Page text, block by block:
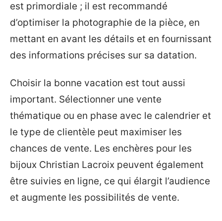
est primordiale ; il est recommandé
d’optimiser la photographie de la pièce, en
mettant en avant les détails et en fournissant
des informations précises sur sa datation.
Choisir la bonne vacation est tout aussi
important. Sélectionner une vente
thématique ou en phase avec le calendrier et
le type de clientèle peut maximiser les
chances de vente. Les enchères pour les
bijoux Christian Lacroix peuvent également
être suivies en ligne, ce qui élargit l’audience
et augmente les possibilités de vente.